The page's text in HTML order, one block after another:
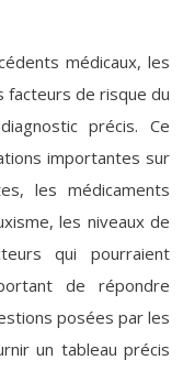
médicaux, les
de risque du
précis. Ce
importantes sur
les médicaments
les niveaux de
qui pourraient
de répondre
posées par les
un tableau précis